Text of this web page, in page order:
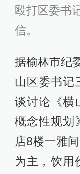
殴打区委书
信。
据榆林市纪
山区委书记
谈讨论《横
概念性规划
店8楼一雅
为主，饮用